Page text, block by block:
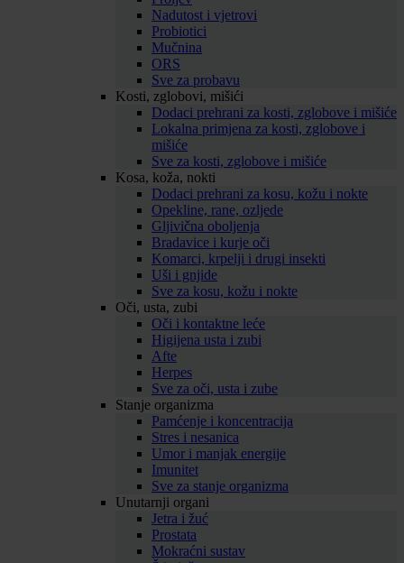
Nadutost i vjetrovi
Probiotici
Mučnina
ORS
Sve za probavu
Kosti, zglobovi, mišići
Dodaci prehrani za kosti, zglobove i mišiće
Lokalna primjena za kosti, zglobove i
mišiće
Sve za kosti, zglobove i mišiće
Kosa, koža, nokti
Dodaci prehrani za kosu, kožu i nokte
Opekline, rane, ozljede
Gljivična oboljenja
Bradavice i kurje oči
Komarci, krpelji i drugi insekti
Uši i gnjide
Sve za kosu, kožu i nokte
Oči, usta, zubi
Oči i kontaktne leće
Higijena usta i zubi
Afte
Herpes
Sve za oči, usta i zube
Stanje organizma
Pamćenje i koncentracija
Stres i nesanica
Umor i manjak energije
Imunitet
Sve za stanje organizma
Unutarnji organi
Jetra i žuć
Prostata
Mokraćni sustav